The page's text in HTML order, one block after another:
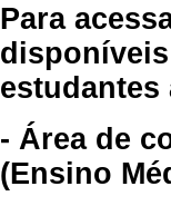
Para
- Área de
(Ensino